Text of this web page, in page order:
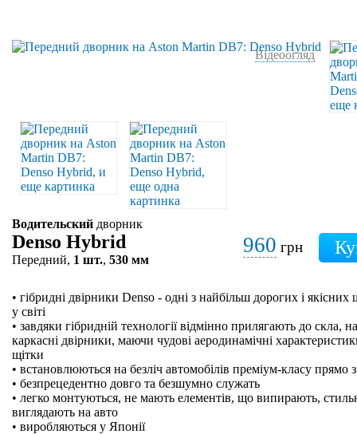
Відеоогляд
Водительский дворник
Denso Hybrid
Передний, 1 шт., 530 мм
960 грн
• гібридні двірники Denso - одні з найбільш дорогих і
у світі
• завдяки гібридній технології відмінно прилягають до скла,
каркасні двірники, маючи чудові аеродинамічні
щітки
• встановлюються на безліч автомобілів преміум-класу прямо
• безпрецедентно довго та безшумно служать
• легко монтуються, не мають елементів, що випирають,
виглядають на авто
• виробляються у Японії